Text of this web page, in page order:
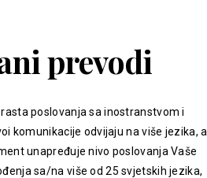
prevodi
poslovanja sa inostranstvom i
komunikacije odvijaju na više jezika, a
unapređuje nivo poslovanja Vaše
sa/na više od 25 svjetskih jezika,